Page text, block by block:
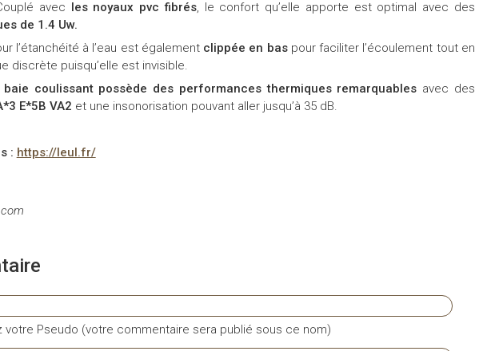
avec les noyaux pvc fibrés, le confort qu’elle apporte est optimal avec des
de 1.4 Uw.
l’étanchéité à l’eau est également clippée en baspour faciliter l’écoulement tout en
discrète puisqu’elle est invisible.
baie coulissant possède des performances thermiques remarquables avec des
E*5B VA2 et une insonorisation pouvant aller jusqu’à 35 dB.
: https://leul.fr/
votre Pseudo (votre commentaire sera publié sous ce nom)